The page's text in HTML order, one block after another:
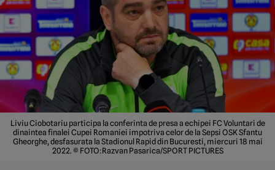
Liviu Ciobotariu participa la conferinta de presa a echipei FC Voluntari de
dinaintea finalei Cupei Romaniei impotriva celor de la Sepsi OSK Sfantu
Gheorghe, desfasurata la Stadionul Rapid din Bucuresti, miercuri 18 mai
2022. © FOTO:Razvan Pasarica/SPORT PICTURES